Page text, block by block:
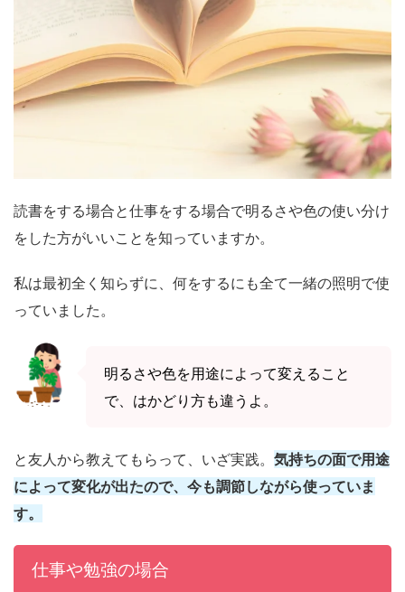
読書をする場合と仕事をする場合で明るさや色の使い分け
をした方がいいことを知っていますか。
私は最初全く知らずに、何をするにも全て一緒の照明で使
っていました。
明るさや色を用途によって変えること
で、はかどり方も違うよ。
と友人から教えてもらって、いざ実践。 気持ちの面で用途
によって変化が出たので、今も調節しながら使っていま
す。
仕事や勉強の場合